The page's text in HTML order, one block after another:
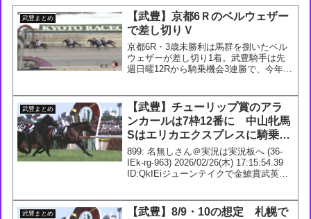
武豊まとめ
【武豊】京都6Ｒのベルウェザー
で差し切りＶ
京都6R・3歳未勝利は馬群を捌いたベル
ウェザーが差し切り1着。武豊騎手は先
週日曜12Rから騎乗機会3連勝で、今年14
しさん＠...
武豊まとめ
【武豊】チューリップ賞のアラ
ンカールは7枠12番に 中山牝馬
Sはエリカエクスプレスに騎乗が
決定
899: 名無しさん＠実況は実況板へ (36-
IEk-rg-963) 2026/02/26(木) 17:15:54.39
ID:QkIEiジューンテイクで金鯱賞武英先
ク...
武豊まとめ
【武豊】8/9・10の想定 札幌で